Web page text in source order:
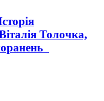
Толочка,